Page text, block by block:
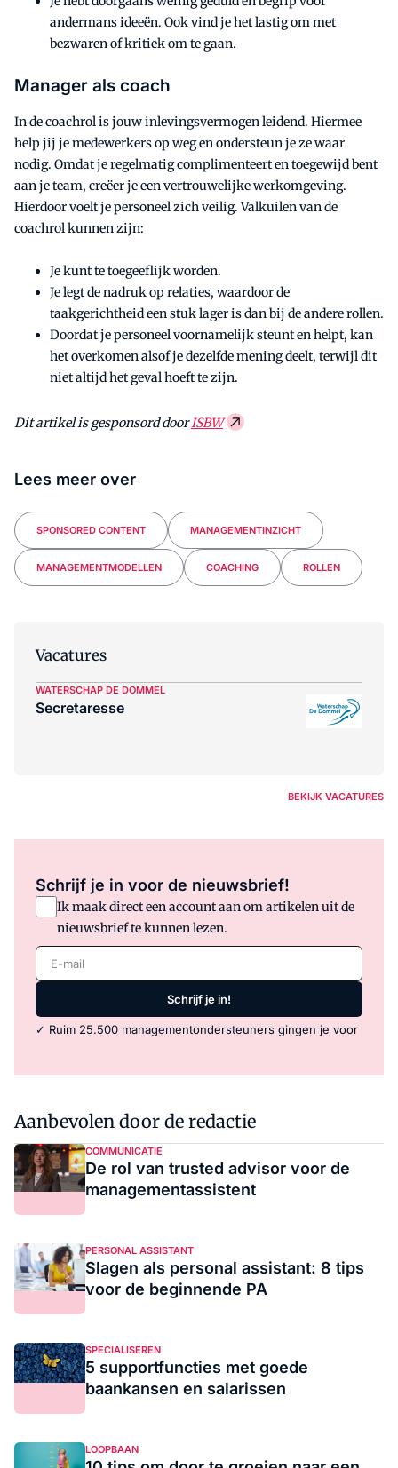
andermans ideeën. Ook vind je het lastig om met
bezwaren of kritiek om te gaan.
Manager als coach
In de coachrol is jouw inlevingsvermogen leidend. Hiermee
help jij je medewerkers op weg en ondersteun je ze waar
nodig. Omdat je regelmatig complimenteert en toegewijd bent
aan je team, creëer je een vertrouwelijke werkomgeving.
Hierdoor voelt je personeel zich veilig. Valkuilen van de
coachrol kunnen zijn:
Je kunt te toegeeflijk worden.
Je legt de nadruk op relaties, waardoor de
taakgerichtheid een stuk lager is dan bij de andere rollen.
Doordat je personeel voornamelijk steunt en helpt, kan
het overkomen alsof je dezelfde mening deelt, terwijl dit
niet altijd het geval hoeft te zijn.
Dit artikel is gesponsord doorISBW
Lees meer over
SPONSORED CONTENT MANAGEMENTINZICHT
MANAGEMENTMODELLEN COACHING ROLLEN
Vacatures
WATERSCHAP DE DOMMEL
Secretaresse
BEKIJK VACATURES
Schrijf je in voor de nieuwsbrief!
Ik maak direct een account aan om artikelen uit de
nieuwsbrief te kunnen lezen.
E-mail
Schrijf je in!
✓ Ruim 25.500 managementondersteuners gingen je voor
Aanbevolen door de redactie
COMMUNICATIE
De rol van trusted advisor voor de
managementassistent
PERSONAL ASSISTANT
Slagen als personal assistant: 8 tips
voor de beginnende PA
SPECIALISEREN
5 supportfuncties met goede
baankansen en salarissen
LOOPBAAN